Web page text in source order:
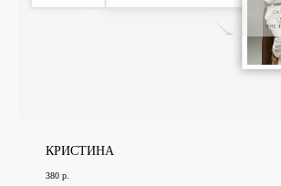
КРИСТИНА
380 р.